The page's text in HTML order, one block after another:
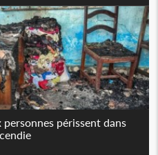
périssent dans